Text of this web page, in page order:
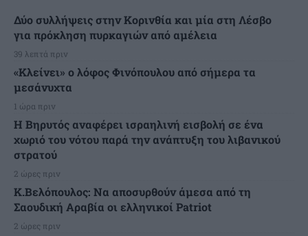
Δύο συλλήψεις στην Κορινθία και μία στη Λέσβο
για πρόκληση πυρκαγιών από αμέλεια
39 λεπτά πριν
«Κλείνει» ο λόφος Φινόπουλου από σήμερα τα
μεσάνυχτα
1 ώρα πριν
Η Βηρυτός αναφέρει ισραηλινή εισβολή σε ένα
χωριό του νότου παρά την ανάπτυξη του λιβανικού
στρατού
2 ώρες πριν
Κ.Βελόπουλος: Να αποσυρθούν άμεσα από τη
Σαουδική Αραβία οι ελληνικοί Patriot
2 ώρες πριν